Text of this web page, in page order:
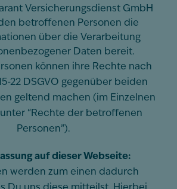
Versicherungsdienst GmbH
betroffenen Personen die
über die Verarbeitung
Daten bereit.
können ihre Rechte nach
22 DSGVO gegenüber beiden
geltend machen (im Einzelnen
“Rechte der betroffenen
Personen”).
auf dieser Webseite:
werden zum einen dadurch